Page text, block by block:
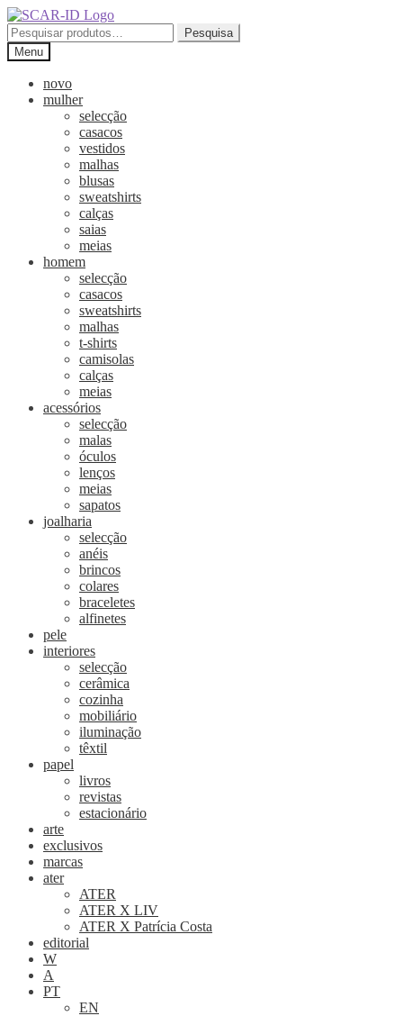
Ir
para
a
navegação
Saltar
para
o
conteúdo
Pesquisar
por:
Pesquisa
Menu
novo
mulher
selecção
casacos
vestidos
malhas
blusas
sweatshirts
calças
saias
meias
homem
selecção
casacos
sweatshirts
malhas
t-shirts
camisolas
calças
meias
acessórios
selecção
malas
óculos
lenços
meias
sapatos
joalharia
selecção
anéis
brincos
colares
braceletes
alfinetes
pele
interiores
selecção
cerâmica
cozinha
mobiliário
iluminação
têxtil
papel
livros
revistas
estacionário
arte
exclusivos
marcas
ater
ATER
ATER X LIV
ATER X Patrícia Costa
editorial
W
A
PT
EN